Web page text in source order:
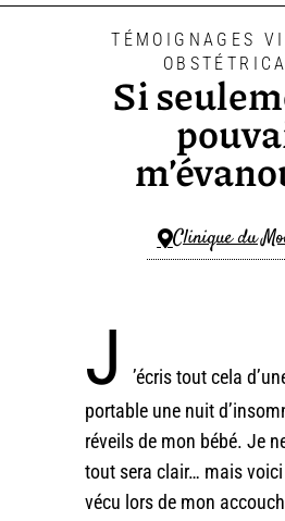
TÉMOIGNAGES
Si
Clinique du
J
’écris tout cela
portable une nuit
réveils de mon bébé. Je
tout sera clair… mais voici
vécu lors de mon